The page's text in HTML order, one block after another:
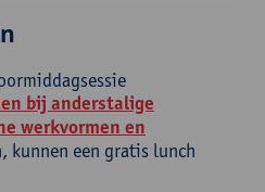
bij anderstalige
werkvormen en
kunnen een gratis lunch